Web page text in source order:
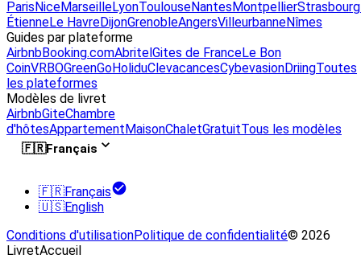
ParisNiceMarseilleLyonToulouseNantesMontpellierStrasbourg
ÉtienneLe HavreDijonGrenobleAngersVilleurbanneNîmes
Guides par plateforme
AirbnbBooking.comAbritelGites de FranceLe Bon
CoinVRBOGreenGoHoliduClevacancesCybevasionDriingToutes
les plateformes
Modèles de livret
AirbnbGiteChambre
d'hôtesAppartementMaisonChaletGratuitTous les modèles
🇫🇷Français
🇫🇷Français
🇺🇸English
Conditions d'utilisationPolitique de confidentialité© 2026
LivretAccueil